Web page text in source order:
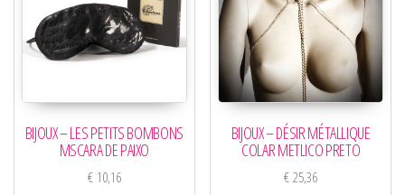
BIJOUX – LES PETITS BOMBONS
MSCARA DE PAIXO
€10,16
BIJOUX – DÉSIR MÉTALLIQUE
COLAR METLICO PRETO
€25,36